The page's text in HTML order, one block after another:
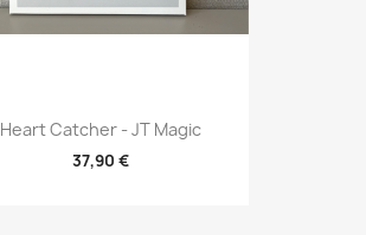
Heart Catcher - JT Magic
37,90 €